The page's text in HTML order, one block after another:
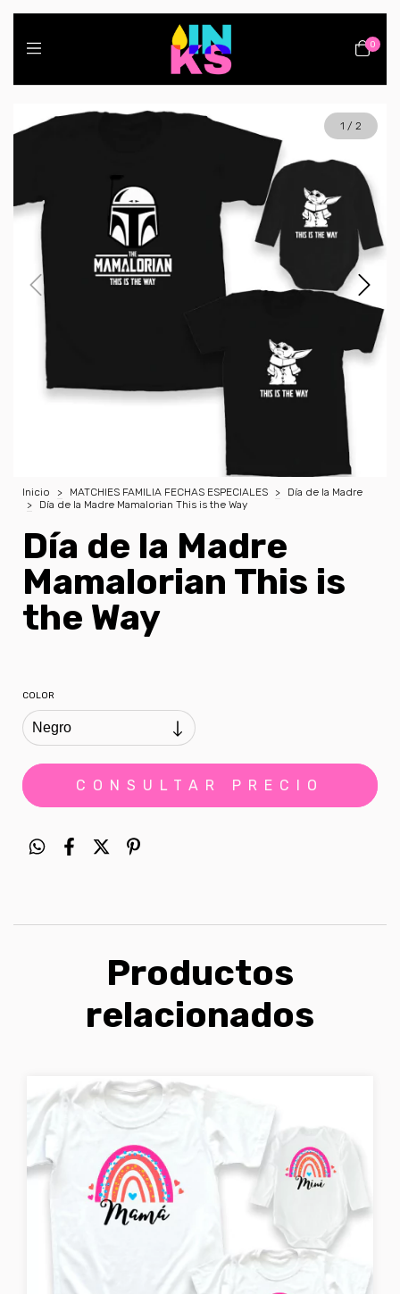
0
1 / 2
Inicio > MATCHIES FAMILIA FECHAS ESPECIALES >
Día de la Madre
>
Día de la Madre Mamalorian This is the Way
Día de la Madre
Mamalorian This is
the Way
COLOR
Productos
relacionados